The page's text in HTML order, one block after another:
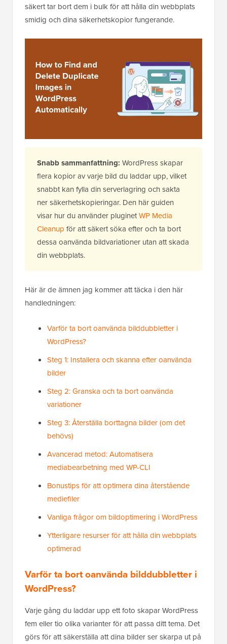
säkert tar bort dem i bulk för att hålla din webbplats
smidig och dina säkerhetskopior fungerande.
Snabb sammanfattning: WordPress skapar
flera kopior av varje bild du laddar upp, vilket
snabbt kan fylla din serverlagring och sakta
ner säkerhetskopieringar. Den här guiden
visar hur du använder pluginetWP Media
Cleanup för att säkert söka efter och ta bort
dessa oanvända bildvariationer utan att skada
din webbplats.
Här är de ämnen jag kommer att täcka i den här
handledningen:
Varför ta bort oanvända bilddubbletter i
WordPress?
Steg 1: Installera och skanna efter oanvända
bilder
Steg 2: Granska och ta bort oanvända
variationer
Steg 3: Återställa borttagna bilder (om det
behövs)
Avancerad metod: Automatisera
mediabearbetning med WP-CLI
Bonustips för att optimera dina återstående
mediefiler
Vanliga frågor om bildoptimering i WordPress
Ytterligare resurser för att hålla din webbplats
optimerad
Varför ta bort oanvända bilddubbletter i
WordPress?
Varje gång du laddar upp ett foto skapar WordPress
fem eller tio olika varianter för att passa ditt tema. Det
görs för att säkerställa att dina bilder ser skarpa ut på